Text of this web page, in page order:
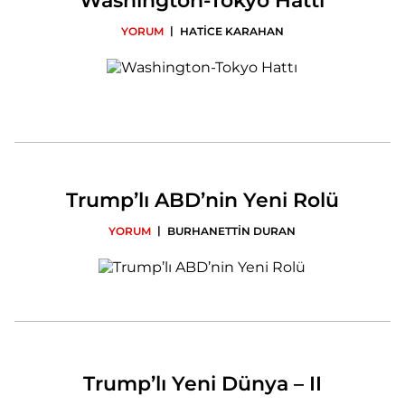
YORUM | HATİCE KARAHAN
Trump’lı ABD’nin Yeni Rolü
YORUM | BURHANETTİN DURAN
Trump’lı Yeni Dünya – II